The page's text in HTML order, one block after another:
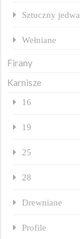
Sztuczny
Wełniane
Firany
Karnisze
16
19
25
28
Drewniane
Profile